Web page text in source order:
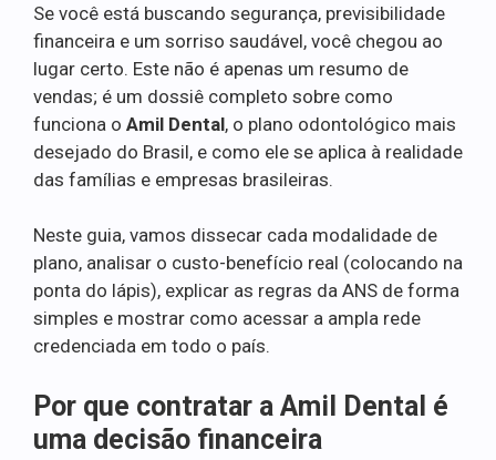
Se você está buscando segurança, previsibilidade
financeira e um sorriso saudável, você chegou ao
lugar certo. Este não é apenas um resumo de
vendas; é um dossiê completo sobre como
funciona o Amil Dental, o plano odontológico mais
desejado do Brasil, e como ele se aplica à realidade
das famílias e empresas brasileiras.
Neste guia, vamos dissecar cada modalidade de
plano, analisar o custo-benefício real (colocando na
ponta do lápis), explicar as regras da ANS de forma
simples e mostrar como acessar a ampla rede
credenciada em todo o país.
Por que contratar a Amil Dental é
uma decisão financeira